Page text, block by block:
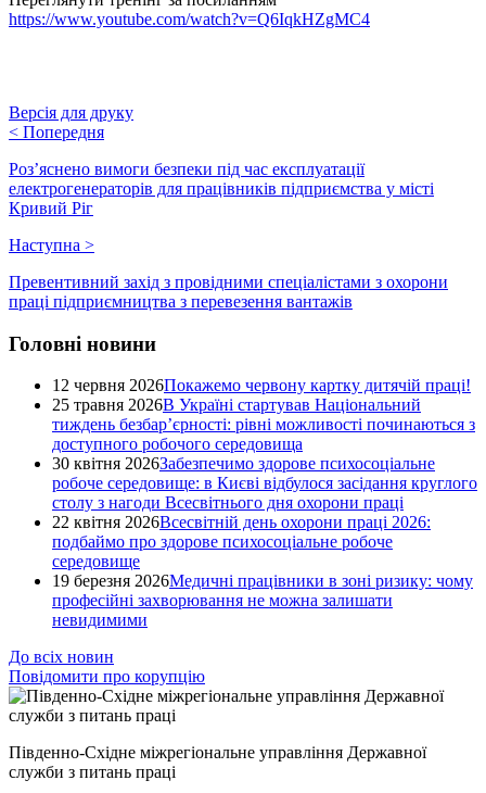
https://www.youtube.com/watch?v=Q6IqkHZgMC4
Версія для друку
< Попередня
Роз’яснено вимоги безпеки під час експлуатації
електрогенераторів для працівників підприємства у місті
Кривий Ріг
Наступна >
Превентивний захід з провідними спеціалістами з охорони
праці підприємництва з перевезення вантажів
Головні новини
12 червня 2026Покажемо червону картку дитячій праці!
25 травня 2026В Україні стартував Національний
тиждень безбар’єрності: рівні можливості починаються з
доступного робочого середовища
30 квітня 2026Забезпечимо здорове психосоціальне
робоче середовище: в Києві відбулося засідання круглого
столу з нагоди Всесвітнього дня охорони праці
22 квітня 2026Всесвітній день охорони праці 2026:
подбаймо про здорове психосоціальне робоче
середовище
19 березня 2026Медичні працівники в зоні ризику: чому
професійні захворювання не можна залишати
невидимими
До всіх новин
Повідомити про корупцію
Південно-Східне міжрегіональне управління Державної
служби з питань праці